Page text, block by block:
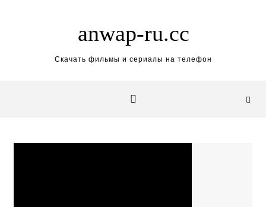
anwap-ru.cc
Скачать фильмы и сериалы на телефон